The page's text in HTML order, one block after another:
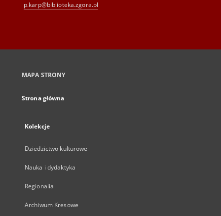
p.karp@biblioteka.zgora.pl
MAPA STRONY
Strona główna
Kolekcje
Dziedzictwo kulturowe
Nauka i dydaktyka
Regionalia
Archiwum Kresowe